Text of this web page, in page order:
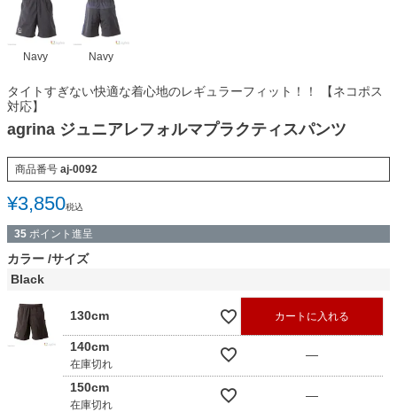
Navy Navy
タイトすぎない快適な着心地のレギュラーフィット！！ 【ネコポス
対応】
agrina ジュニアレフォルマプラクティスパンツ
商品番号 aj-0092
¥3,850税込
35 ポイント進呈
カラー サイズ
Black
130cm カートに入れる
140cm
在庫切れ
—
150cm
在庫切れ
—